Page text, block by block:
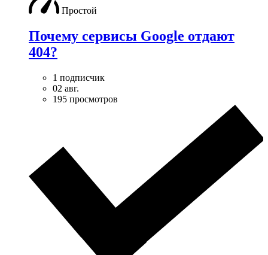
Простой
Почему сервисы Google отдают
404?
1 подписчик
02 авг.
195 просмотров